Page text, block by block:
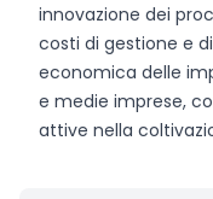
innovazione dei
costi di gestione e
economica delle
e medie imprese,
attive nella